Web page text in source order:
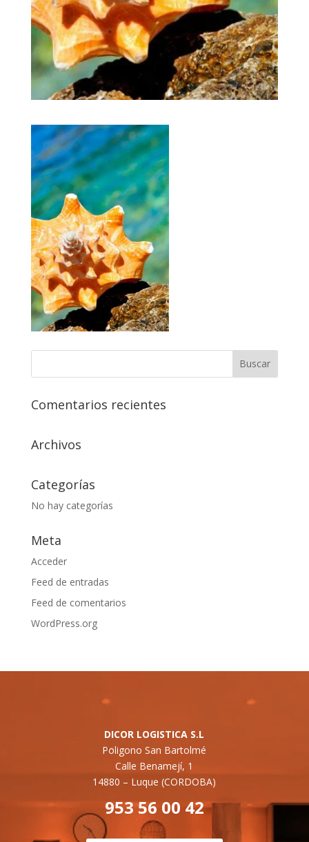
Comentarios recientes
Archivos
Categorías
No hay categorías
Meta
Acceder
Feed de entradas
Feed de comentarios
WordPress.org
DICOR LOGISTICA S.L
Poligono San Bartolmé
Calle Benamejí, 1
14880 – Luque (CORDOBA)
953 56 00 42